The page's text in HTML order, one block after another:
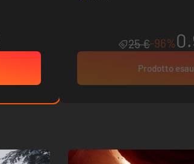
25 €-96%
Prodotto